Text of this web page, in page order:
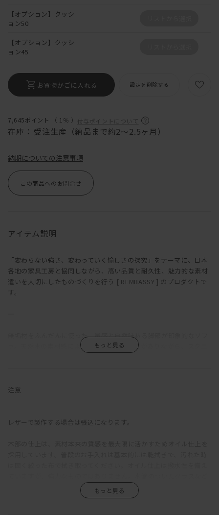
7,645ポイント （ 1％ ） 付与ポイントについて
在庫： 受注生産（納品まで約2〜2.5ヶ月）
【オプション】クッシ
ョン50
【オプション】クッシ
ョン45
お買物かごに入れる 設定を削除する
納期についての注意事項
この商品へのお問合せ
アイテム説明
「変わらない強さ、変わっていく愉しさの探究」をテーマに、日本
各地の家具工房と協同しながら、高い品質と耐久性、魅力的な素材
遣いを大切にしたものづくりを行う [ REMBASSY ] のプロダクトで
す。
無垢材をふんだんに使った、量感と自然味ある脚部が印象的なソフ
ァ。天然木の素材感によるナチュラルな感じがありながら、スクエ
KOMORIの座面奥行は720mmととても深い。そのため、サポートク
ているような感覚で、様々な体勢でくつろぐことができる。そして
しっかりと腰を支えてくれる感覚がある。硬めでありつつ程よい柔
かさもあるので、サポートクッション無しでも問題ない。座クッシ
注意
レザーで製作する場合は張込になります。
を直置きして放置すると、輪染みになってしまう場合があります。
そのため食卓では、コースターやプレイスマットのご使用をおすす